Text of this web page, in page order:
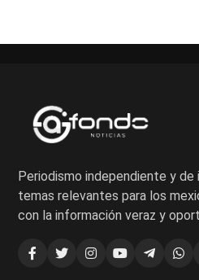
Periodismo independiente y
temas relevantes para los
con la información veraz y